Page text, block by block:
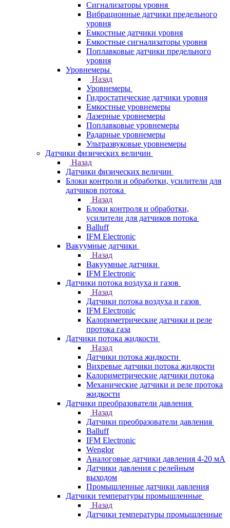
Сигнализаторы уровня
Вибрационные датчики предельного
уровня
Емкостные датчики уровня
Емкостные сигнализаторы уровня
Поплавковые датчики предельного
уровня
Уровнемеры
Назад
Уровнемеры
Гидростатические датчики уровня
Емкостные уровнемеры
Лазерные уровнемеры
Поплавковые уровнемеры
Радарные уровнемеры
Ультразвуковые уровнемеры
Датчики физических величин
Назад
Датчики физических величин
Блоки контроля и обработки, усилители для
датчиков потока
Назад
Блоки контроля и обработки,
усилители для датчиков потока
Balluff
IFM Electronic
Вакуумные датчики
Назад
Вакуумные датчики
IFM Electronic
Датчики потока воздуха и газов
Назад
Датчики потока воздуха и газов
IFM Electronic
Калориметрические датчики и реле
протока газа
Датчики потока жидкости
Назад
Датчики потока жидкости
Вихревые датчики потока жидкости
Калориметрические датчики потока
Механические датчики и реле протока
жидкости
Датчики преобразователи давления
Назад
Датчики преобразователи давления
Balluff
IFM Electronic
Wenglor
Аналоговые датчики давления 4-20 мА
Датчики давления с релейным
выходом
Промышленные датчики давления
Датчики температуры промышленные
Назад
Датчики температуры промышленные